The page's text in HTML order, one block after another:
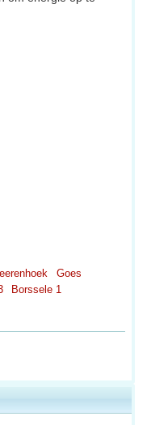
Goes
Borssele 1